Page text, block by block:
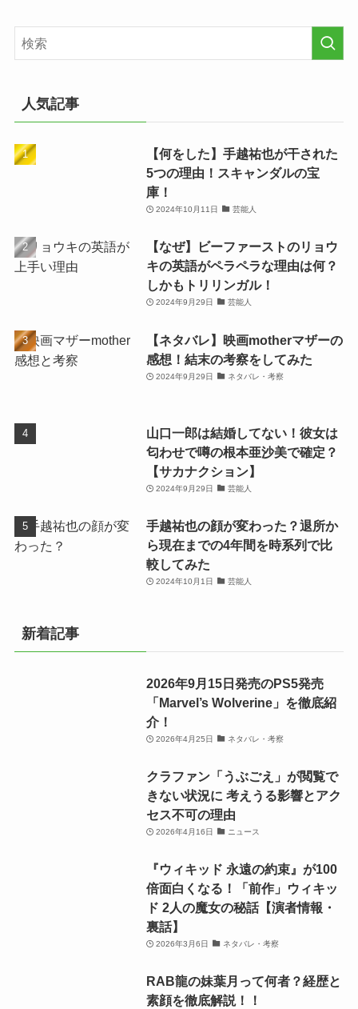
人気記事
【何をした】手越祐也が干された
5つの理由！スキャンダルの宝
庫！
2024年10月11日 芸能人
【なぜ】ビーファーストのリョウ
キの英語がペラペラな理由は何？
しかもトリリンガル！
2024年9月29日 芸能人
【ネタバレ】映画motherマザーの
感想！結末の考察をしてみた
2024年9月29日 ネタバレ・考察
山口一郎は結婚してない！彼女は
匂わせで噂の根本亜沙美で確定？
【サカナクション】
2024年9月29日 芸能人
手越祐也の顔が変わった？退所か
ら現在までの4年間を時系列で比
較してみた
2024年10月1日 芸能人
新着記事
2026年9月15日発売のPS5発売
「Marvel’s Wolverine」を徹底紹
介！
2026年4月25日 ネタバレ・考察
クラファン「うぶごえ」が閲覧で
きない状況に 考えうる影響とアク
セス不可の理由
2026年4月16日 ニュース
『ウィキッド 永遠の約束』が100
倍面白くなる！「前作」ウィキッ
ド 2人の魔女の秘話【演者情報・
裏話】
2026年3月6日 ネタバレ・考察
RAB龍の妹葉月って何者？経歴と
素顔を徹底解説！！